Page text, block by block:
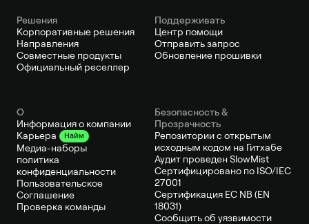
Решения
Корпоративные решения
Направления
Совместные продукты
Официальный реселлер
Поддерживать
Центр помощи
Отправить запрос
Обновление прошивки
О
Информация о компании
Карьера
Найм
Медиа-наборы
политика
конфиденциальности
Пользовательское
Соглашение
Проверка команды
Безопасность &
Прозрачность
Репозитории с открытым
исходным кодом на Гитхабе
Аудит проведен SlowMist
Сертифицировано по ISO/IEC
27001
Сертификация ЕС NB (EN
18031)
Сообщить об уязвимости